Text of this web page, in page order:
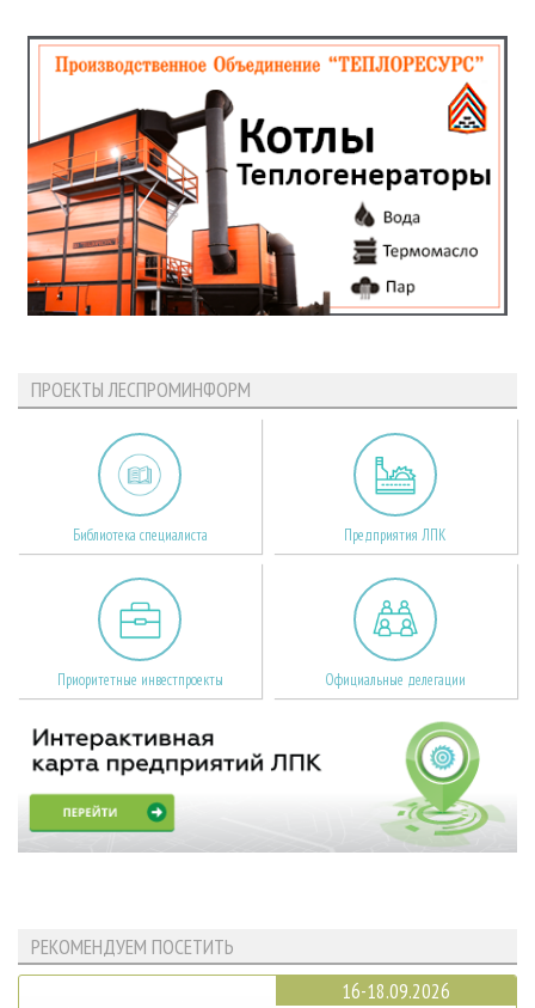
ПРОЕКТЫ ЛЕСПРОМИНФОРМ
Библиотека специалиста Предприятия ЛПК
Приоритетные инвестпроекты Официальные делегации
РЕКОМЕНДУЕМ ПОСЕТИТЬ
16-18.09.2026